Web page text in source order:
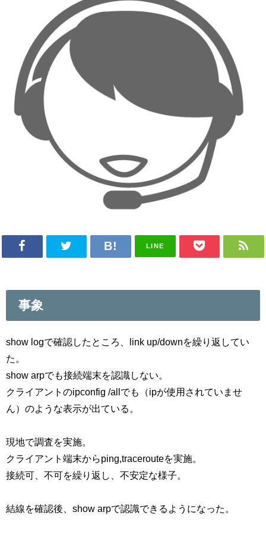
LINE
事象
show logで確認したところ、link up/downを繰り返してい
た。
show arpでも接続端末を認識しない。
クライアントのipconfig /allでも（ipが使用されていませ
ん）のような表示が出ている。
現地で調査を実施。
クライアント端末からping,tracerouteを実施。
接続可、不可を繰り返し、不安定な様子。
結線を確認後、show arpで認識できるようになった。